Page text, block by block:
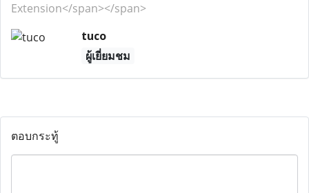
Extension</span></span>
tuco
ผู้เยี่ยมชม
ตอบกระทู้